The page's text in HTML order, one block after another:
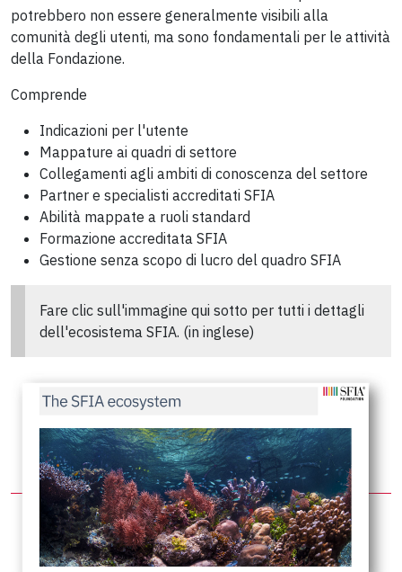
potrebbero non essere generalmente visibili alla
comunità degli utenti, ma sono fondamentali per le attività
della Fondazione.
Comprende
Indicazioni per l'utente
Mappature ai quadri di settore
Collegamenti agli ambiti di conoscenza del settore
Partner e specialisti accreditati SFIA
Abilità mappate a ruoli standard
Formazione accreditata SFIA
Gestione senza scopo di lucro del quadro SFIA
Fare clic sull'immagine qui sotto per tutti i dettagli
dell'ecosistema SFIA. (in inglese)